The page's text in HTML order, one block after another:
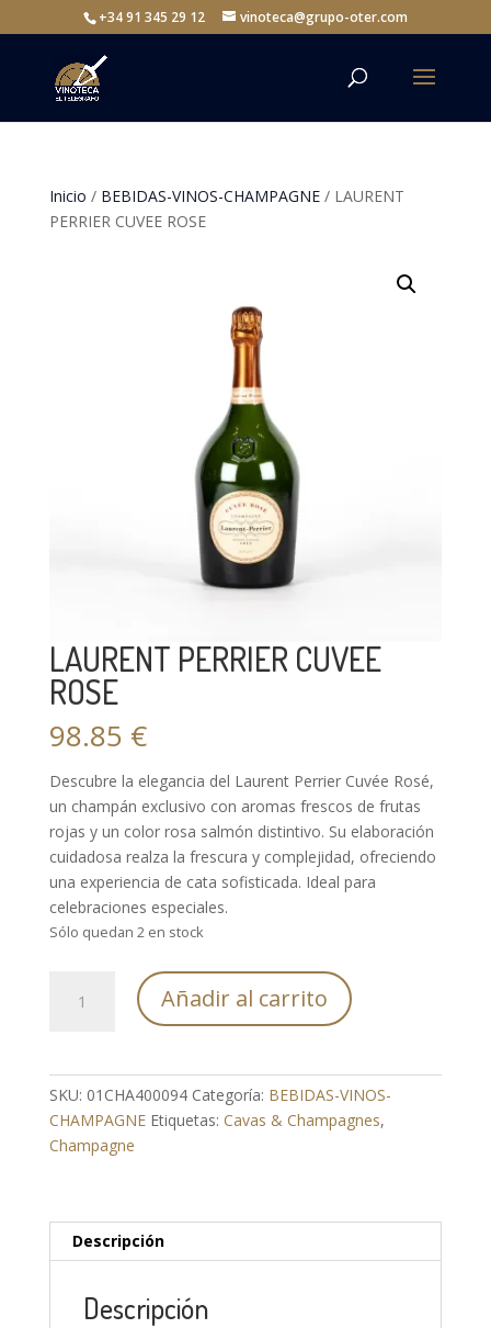
+34 91 345 29 12 vinoteca@grupo-oter.com
Inicio / BEBIDAS-VINOS-CHAMPAGNE/ LAURENT
PERRIER CUVEE ROSE
LAURENT PERRIER CUVEE
ROSE
98.85 €
Descubre la elegancia del Laurent Perrier Cuvée Rosé,
un champán exclusivo con aromas frescos de frutas
rojas y un color rosa salmón distintivo. Su elaboración
cuidadosa realza la frescura y complejidad, ofreciendo
una experiencia de cata sofisticada. Ideal para
celebraciones especiales.
Sólo quedan 2 en stock
PERRIER
Añadir al carrito
SKU: 01CHA400094 Categoría: BEBIDAS-VINOS-
CHAMPAGNE Etiquetas: Cavas & Champagnes,
Champagne
Descripción
Descripción